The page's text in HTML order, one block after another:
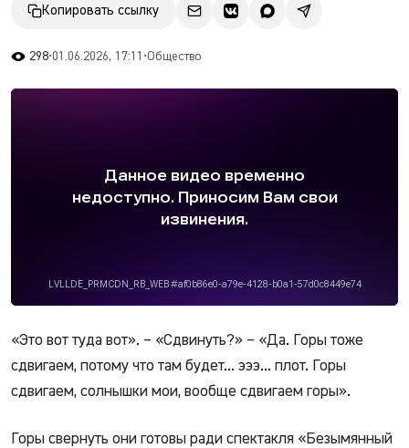
Копировать ссылку
298•01.06.2026, 17:11 •Общество
«Это вот туда вот». – «Сдвинуть?» – «Да. Горы тоже
сдвигаем, потому что там будет... эээ... плот. Горы
сдвигаем, солнышки мои, вообще сдвигаем горы».
Горы свернуть они готовы ради спектакля «Безымянный